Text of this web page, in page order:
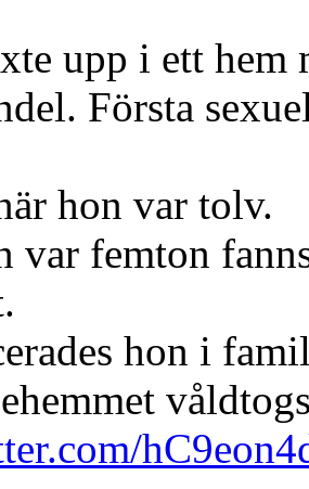
upp i ett hem
Första
hon var tolv.
var femton
hon i